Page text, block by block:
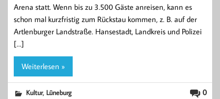
Arena statt. Wenn bis zu 3.500 Gäste anreisen, kann es
schon mal kurzfristig zum Rückstau kommen, z. B. auf der
Artlenburger Landstraße. Hansestadt, Landkreis und Polizei
[…]
Weiterlesen »
0
Kultur, Lüneburg